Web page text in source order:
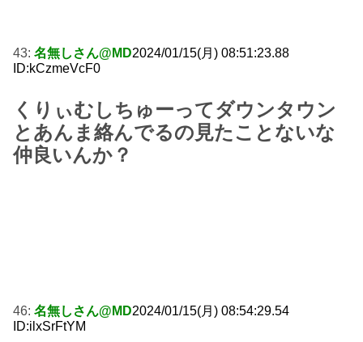
43: 名無しさん@MD2024/01/15(月) 08:51:23.88
ID:kCzmeVcF0
くりぃむしちゅーってダウンタウン
とあんま絡んでるの見たことないな
仲良いんか？
46: 名無しさん@MD2024/01/15(月) 08:54:29.54
ID:ilxSrFtYM